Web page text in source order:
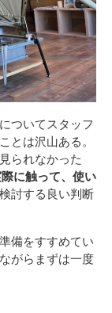
ついてスタッフ
とは沢山ある。
られなかった
に触って、使い
討する良い判断
備をすすめてい
がらまずは一度